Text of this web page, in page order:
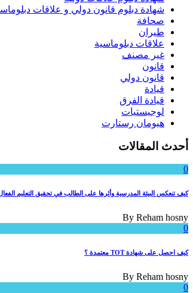
شهادة دبلوم قانون دولي و علاقات
صحافة
طيران
علاقات دبلوماسية
غير مصنف
قانون
قانون دولي
قيادة
قيادة الفرق
لوجيستيات
هيومان رستارت
أحدث المقالات
0
كيف تنعكس البيئة المدرسية وأثرها على الطالب في تحقيق التعليم
By Reham hosny
0
كيف احصل على شهادة TOT معتمدة ؟
By Reham hosny
0